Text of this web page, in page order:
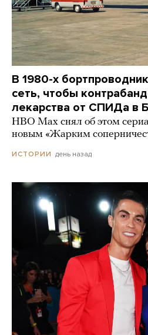
В 1980-х
сеть, чтобы
лекарства от СПИДа в
HBO Max снял об этом
новым «Жарким
ИСТОРИИ день назад